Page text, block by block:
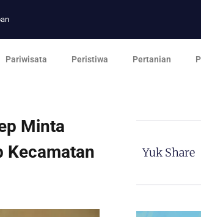
Pariwisata Peristiwa Pertanian
Minta
Kecamatan
Yuk Share